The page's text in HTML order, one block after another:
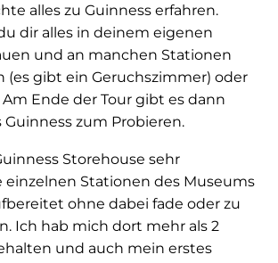
alles zu Guinness erfahren.
dir alles in deinem eigenen
und an manchen Stationen
(es gibt ein Geruchszimmer) oder
Ende der Tour gibt es dann
Guinness zum Probieren.
Storehouse sehr
einzelnen Stationen des Museums
ohne dabei fade oder zu
Ich hab mich dort mehr als 2
und auch mein erstes